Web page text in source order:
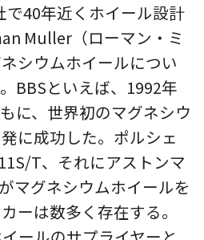
40年近くホイール設計
Muller（ローマン・ミ
シウムホイールについ
BBSといえば、1992年
に、世界初のマグネシウ
に成功した。ポルシェ
T、それにアストンマ
マグネシウムホイールを
ーは数多く存在する。